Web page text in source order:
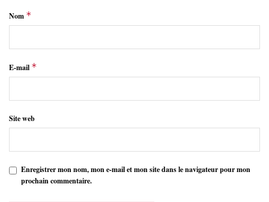
Nom *
E-mail *
Site web
Enregistrer mon nom, mon e-mail et mon site dans le navigateur pour mon
prochain commentaire.